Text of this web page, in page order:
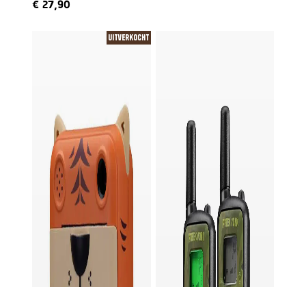
€ 27,90
Uitverkocht